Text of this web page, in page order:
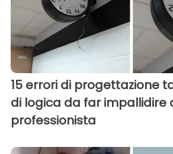
15 errori di progettazione
di logica da far impallidire
professionista